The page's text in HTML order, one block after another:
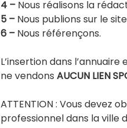
4 – Nous réalisons la
5 – Nous publions sur le
6 – Nous référençons.
L’insertion dans l’annuaire
ne vendons AUCUN LIEN
ATTENTION : Vous devez
professionnel dans la ville